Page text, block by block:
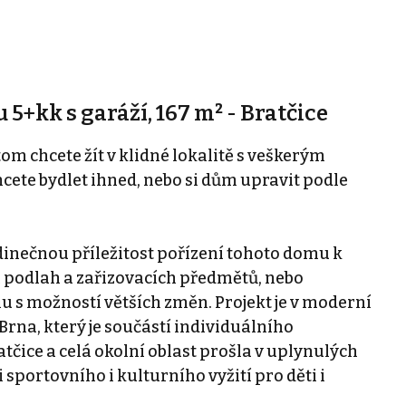
s garáží, 167 m² - Bratčice
chcete žít v klidné lokalitě s veškerým
bydlet ihned, nebo si dům upravit podle
příležitost pořízení tohoto domu k
a zařizovacích předmětů, nebo
možností větších změn. Projekt je v moderní
který je součástí individuálního
a celá okolní oblast prošla v uplynulých
sportovního i kulturního vyžití pro děti i